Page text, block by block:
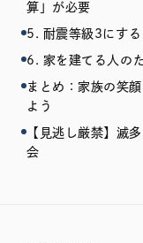
算」が必要
5. 耐震等級3にす
6. 家を建てる人の
まとめ：家族の笑
よう
【見逃し厳禁】滅
会